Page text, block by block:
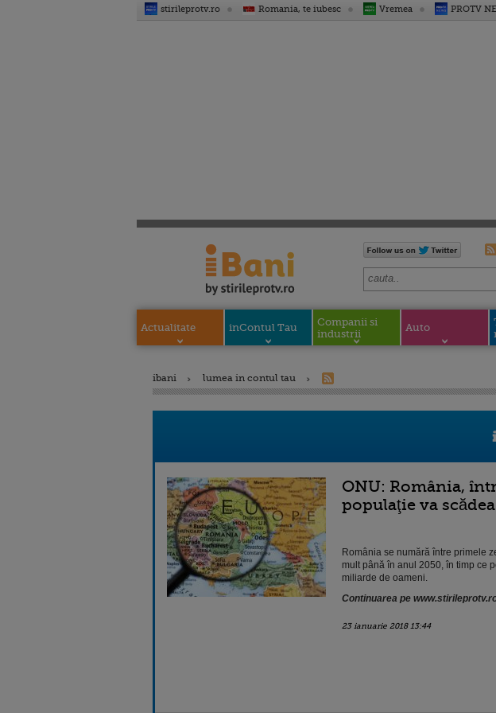
stirileprotv.ro Romania, te iubesc Vremea PROTV
Actualitate inContul Tau
Companii si
industrii
Auto
ibani lumea in contul tau
ONU: România,
populaţie va
România se numără între primele
mult până în anul 2050, în timp ce
miliarde de oameni.
Continuarea pe
23 ianuarie 2018 13:44